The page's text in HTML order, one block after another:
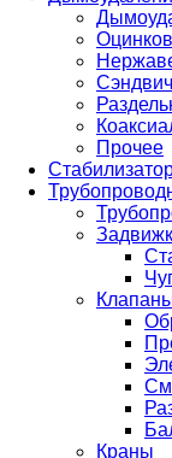
Сэндвич
Прочее
Краны